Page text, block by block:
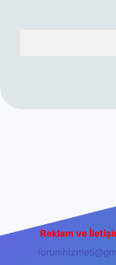
Reklam ve